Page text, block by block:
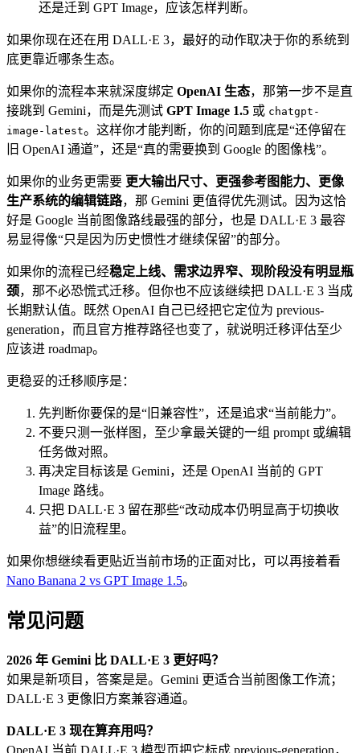
还是迁到 GPT Image，应该怎样判断。
如果你现在还在用 DALL·E 3，最好的动作取决于你的系统到
底更靠近哪条生态。
如果你的流程本来就深度绑定 OpenAI 生态，那第一步不是直
接跳到 Gemini，而是先测试 GPT Image 1.5 或 chatgpt-
image-latest。这样你才能判断，你的问题到底是“还停留在
旧 OpenAI 通道”，还是“真的需要换到 Google 的图像栈”。
如果你的业务更需要 更大输出尺寸、更强参考图能力、更像
生产系统的编辑链路，那 Gemini 更值得优先测试。因为这恰
好是 Google 当前图像路线最强的部分，也是 DALL·E 3 最容
易显得像“只是因为历史惯性才继续保留”的部分。
如果你的流程已经稳定上线、需求边界窄、现阶段没有明显瓶
颈，那不必恐慌式迁移。但你也不应该继续把 DALL·E 3 当成
长期默认值。既然 OpenAI 自己已经把它定位为 previous-
generation，而且官方推荐路径也变了，就说明迁移评估至少
应该进 roadmap。
更稳妥的迁移顺序是：
先判断你要保的是“旧兼容性”，还是追求“当前能力”。
不要只测一张样图，至少拿最关键的一组 prompt 或编辑
任务做对照。
再决定目标该是 Gemini，还是 OpenAI 当前的 GPT
Image 路线。
只把 DALL·E 3 留在那些“改动成本仍明显高于切换收
益”的旧流程里。
如果你想继续看更贴近当前市场的正面对比，可以再接着看
Nano Banana 2 vs GPT Image 1.5。
常见问题
2026 年 Gemini 比 DALL·E 3 更好吗？
如果是新项目，答案是是。Gemini 更适合当前图像工作流；
DALL·E 3 更像旧方案兼容通道。
DALL·E 3 现在算弃用吗？